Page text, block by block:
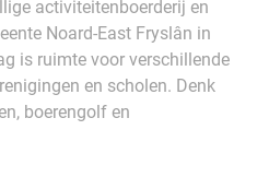
activiteitenboerderij en
Noard-East Fryslân in
is ruimte voor verschillende
en scholen. Denk
boerengolf en